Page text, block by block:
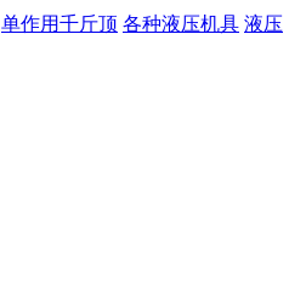
单作用千斤顶 各种液压机具 液压